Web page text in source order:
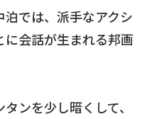
では、派手なアクシ
に会話が生まれる邦画
ンを少し暗くして、